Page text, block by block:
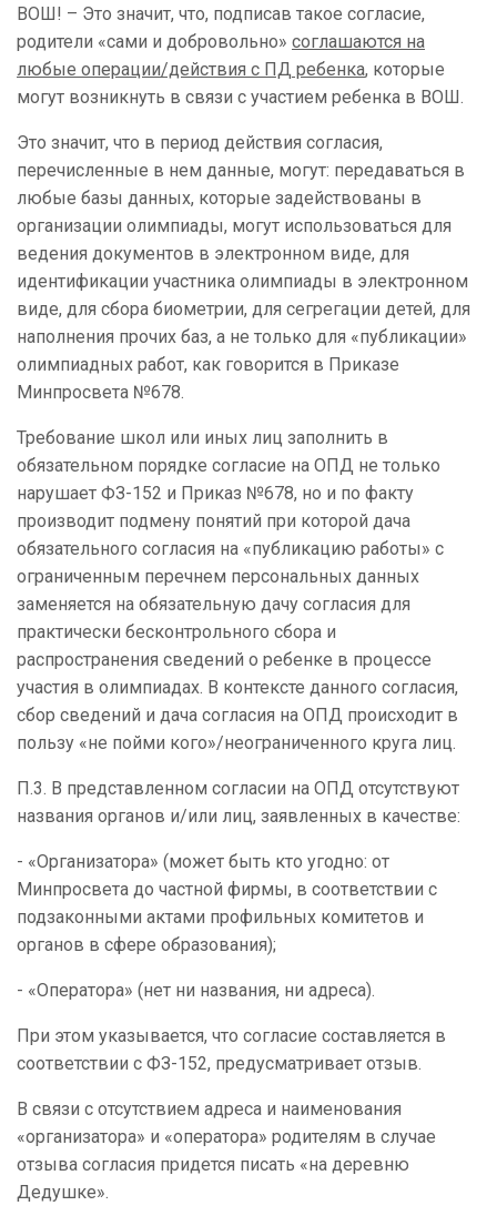
ВОШ! – Это значит, что, подписав такое согласие,
родители «сами и добровольно» соглашаются на
любые операции/действия с ПД ребенка, которые
могут возникнуть в связи с участием ребенка в ВОШ.
Это значит, что в период действия согласия,
перечисленные в нем данные, могут: передаваться в
любые базы данных, которые задействованы в
организации олимпиады, могут использоваться для
ведения документов в электронном виде, для
идентификации участника олимпиады в электронном
виде, для сбора биометрии, для сегрегации детей, для
наполнения прочих баз, а не только для «публикации»
олимпиадных работ, как говорится в Приказе
Минпросвета №678.
Требование школ или иных лиц заполнить в
обязательном порядке согласие на ОПД не только
нарушает ФЗ-152 и Приказ №678, но и по факту
производит подмену понятий при которой дача
обязательного согласия на «публикацию работы» с
ограниченным перечнем персональных данных
заменяется на обязательную дачу согласия для
практически бесконтрольного сбора и
распространения сведений о ребенке в процессе
участия в олимпиадах. В контексте данного согласия,
сбор сведений и дача согласия на ОПД происходит в
пользу «не пойми кого»/неограниченного круга лиц.
П.3. В представленном согласии на ОПД отсутствуют
названия органов и/или лиц, заявленных в качестве:
- «Организатора» (может быть кто угодно: от
Минпросвета до частной фирмы, в соответствии с
подзаконными актами профильных комитетов и
органов в сфере образования);
- «Оператора» (нет ни названия, ни адреса).
При этом указывается, что согласие составляется в
соответствии с ФЗ-152, предусматривает отзыв.
В связи с отсутствием адреса и наименования
«организатора» и «оператора» родителям в случае
отзыва согласия придется писать «на деревню
Дедушке».